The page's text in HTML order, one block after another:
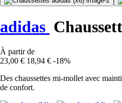
adidas
À partir de
23,00 € 18,94 € -18%
Des chaussettes mi-mollet avec
de confort.